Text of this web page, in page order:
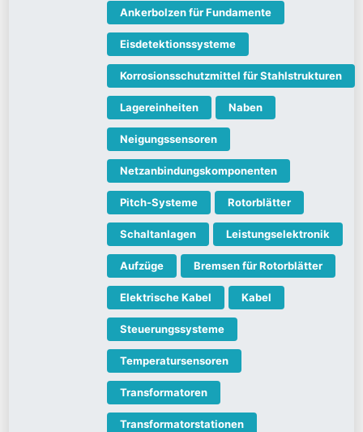
Ankerbolzen für Fundamente
Eisdetektionssysteme
Korrosionsschutzmittel für Stahlstrukturen
Lagereinheiten Naben
Neigungssensoren
Netzanbindungskomponenten
Pitch-Systeme Rotorblätter
Schaltanlagen Leistungselektronik
Aufzüge Bremsen für Rotorblätter
Elektrische Kabel Kabel
Steuerungssysteme
Temperatursensoren
Transformatoren
Transformatorstationen